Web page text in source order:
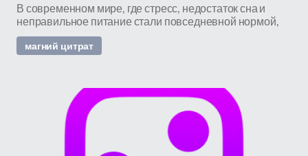
В современном мире, где стресс, недостаток сна и
неправильное питание стали повседневной нормой,
магний цитрат